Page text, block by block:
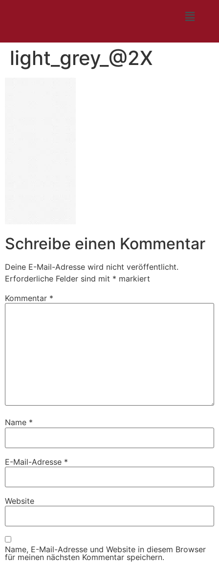
light_grey_@2X
Schreibe einen Kommentar
Deine E-Mail-Adresse wird nicht veröffentlicht.
Erforderliche Felder sind mit * markiert
Kommentar *
Name *
E-Mail-Adresse *
Website
Name, E-Mail-Adresse und Website in diesem Browser
für meinen nächsten Kommentar speichern.